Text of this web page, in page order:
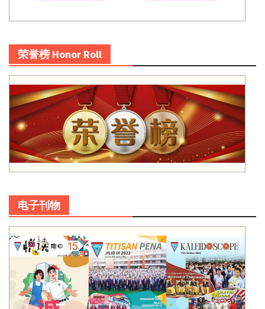
荣誉榜 Honor Roll
电子刊物